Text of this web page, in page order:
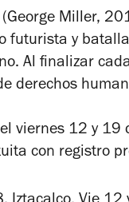
(George Miller,
futurista y
Al finalizar
derechos
viernes 12 y 19
con registro